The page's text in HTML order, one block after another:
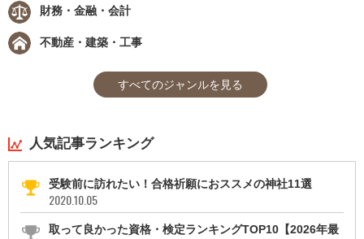
財務・金融・会計
不動産・建築・工事
すべてのジャンルを見る
人気記事ランキング
受験前に訪れたい！合格祈願におススメの神社11選
2020.10.05
取って良かった資格・検定ランキングTOP10【2026年最